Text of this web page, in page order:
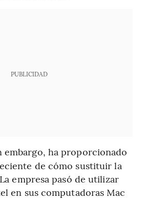
PUBLICIDAD
embargo, ha proporcionado
de cómo sustituir la
empresa pasó de utilizar
en sus computadoras Mac